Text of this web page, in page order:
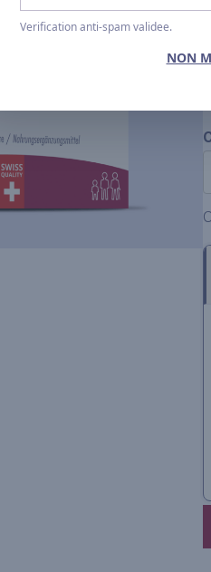
email
Verification anti-spam validee.
NON